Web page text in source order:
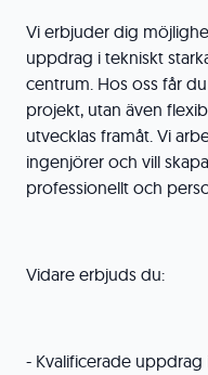
Vi erbjuder dig
uppdrag i tekniskt
centrum. Hos oss får
projekt, utan även
utvecklas framåt. Vi
ingenjörer och vill
professionellt och
Vidare erbjuds du:
- Kvalificerade